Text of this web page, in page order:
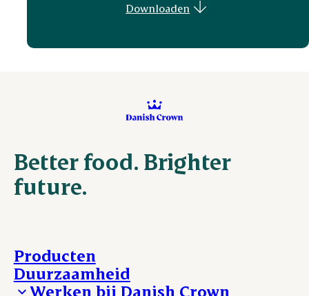
Downloaden
Better food. Brighter
future.
Producten
Duurzaamheid
Werken bij Danish Crown